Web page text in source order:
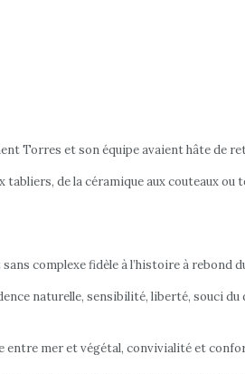
Torres et son équipe avaient hâte de
de la céramique aux couteaux
complexe fidèle à l’histoire à rebond
naturelle, sensibilité, liberté, souci
entre mer et végétal, convivialité et